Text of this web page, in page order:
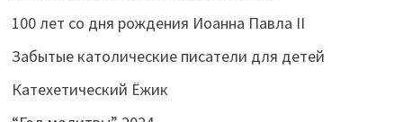
100 лет со дня рождения Иоанна Павла II
Забытые католические писатели для детей
Катехетический Ёжик